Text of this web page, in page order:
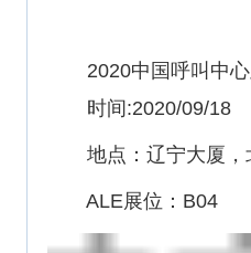
2020中国呼叫中心
时间:2020/09/18
地点：辽宁大厦，
ALE展位：B04